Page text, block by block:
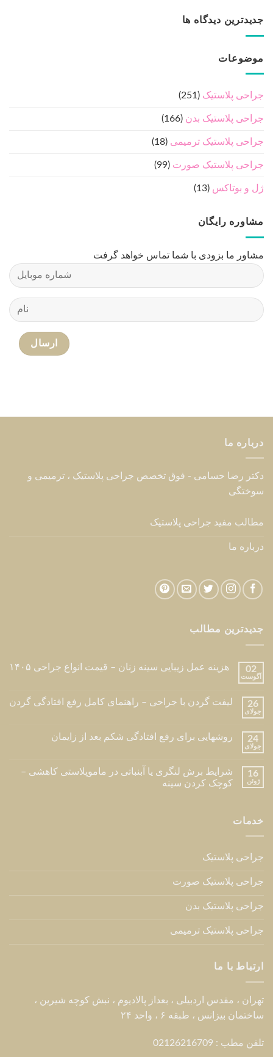
جدیدترین دیدگاه ها
موضوعات
جراحی پلاستیک (251)
جراحی پلاستیک بدن (166)
جراحی پلاستیک ترمیمی (18)
جراحی پلاستیک صورت (99)
ژل و بوتاکس (13)
مشاوره رایگان
مشاور ما بزودی با شما تماس خواهد گرفت
درباره ما
دکتر رضا حسامی - فوق تخصص جراحی پلاستیک ، ترمیمی و
سوختگی
مطالب مفید جراحی پلاستیک
درباره ما
جدیدترین مطالب
02
آگوست
هزینه عمل زیبایی سینه زنان – قیمت انواع جراحی ۱۴۰۵
26
جولای
لیفت گردن با جراحی – راهنمای کامل رفع افتادگی گردن
24
جولای
روشهایی برای رفع افتادگی شکم بعد از زایمان
16
ژوئن
شرایط برش لنگری یا آبنباتی در ماموپلاستی کاهشی –
کوچک کردن سینه
خدمات
جراحی پلاستیک
جراحی پلاستیک صورت
جراحی پلاستیک بدن
جراحی پلاستیک ترمیمی
ارتباط با ما
تهران ، مقدس اردبیلی ، بعداز پالادیوم ، نبش کوچه شیرین ،
ساختمان بیزانس ، طبقه ۶ ، واحد ۲۴
تلفن مطب : 02126216709